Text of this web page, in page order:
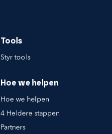
Tools
Styr tools
Hoe we helpen
Hoe we helpen
4 Heldere stappen
Partners